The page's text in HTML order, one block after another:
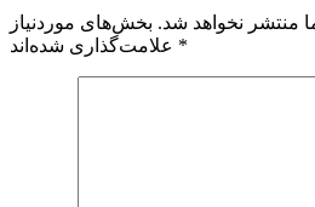
منتشر نخواهد شد. بخش‌های موردنیاز
*